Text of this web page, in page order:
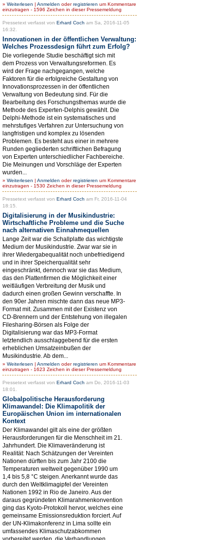
» Weiterlesen | Anmelden oderregistrieren um Kommentare
einzutragen - 1596 Zeichen in dieser Pressemeldung
Pressetext verfasst von Erhard Coch am Sa, 2016-11-05
16:32.
Innovationen in der öffentlichen Verwaltung:
Welches Prozessdesign führt zum Erfolg?
Die vorliegende Studie beschäftigt sich mit
dem Prozess von Verwaltungsreformen. Es
wird der Frage nachgegangen, welche
Faktoren für die erfolgreiche Gestaltung von
Innovationsprozessen in der öffentlichen
Verwaltung von Bedeutung sind. Für die
Bearbeitung des Forschungsthemas wurde die
Methode des Experten-Delphis gewählt. Die
Delphi-Methode ist ein systematisches und
mehrstufiges Verfahren zur Untersuchung von
langfristigen und komplex zu lösenden
Problemen. Es besteht aus einer in mehrere
Runden gegliederten schriftlichen Befragung
von Experten unterschiedlicher Fachbereiche.
Die Meinungen und Vorschläge der Experten
wurden...
» Weiterlesen | Anmelden oderregistrieren um Kommentare
einzutragen - 1530 Zeichen in dieser Pressemeldung
Pressetext verfasst von Erhard Coch am Fr, 2016-11-04
18:15.
Digitalisierung in der Musikindustrie:
Wirtschaftliche Probleme und die Suche
nach alternativen Einnahmequellen
Lange Zeit war die Schallplatte das wichtigste
Medium der Musikindustrie. Zwar war sie in
ihrer Wiedergabequalität noch unbefriedigend
und in ihrer Speicherqualität sehr
eingeschränkt, dennoch war sie das Medium,
das den Plattenfirmen die Möglichkeit einer
weitläufigen Verbreitung der Musik und
dadurch einen großen Gewinn verschaffte. In
den 90er Jahren mischte dann das neue MP3-
Format mit. Zusammen mit der Existenz von
CD-Brennern und der Entstehung von illegalen
Filesharing-Börsen als Folge der
Digitalisierung war das MP3-Format
letztendlich ausschlaggebend für die ersten
erheblichen Umsatzeinbußen der
Musikindustrie. Ab dem...
» Weiterlesen | Anmelden oderregistrieren um Kommentare
einzutragen - 1623 Zeichen in dieser Pressemeldung
Pressetext verfasst von Erhard Coch am Do, 2016-11-03
18:01.
Globalpolitische Herausforderung
Klimawandel: Die Klimapolitik der
Europäischen Union im internationalen
Kontext
Der Klimawandel gilt als eine der größten
Herausforderungen für die Menschheit im 21.
Jahrhundert. Die Klimaveränderung ist
Realität: Nach Schätzungen der Vereinten
Nationen dürften bis zum Jahr 2100 die
Temperaturen weltweit gegenüber 1990 um
1,4 bis 5,8 °C steigen. Anerkannt wurde das
durch den Weltklimagipfel der Vereinten
Nationen 1992 in Rio de Janeiro. Aus der
daraus gegründeten Klimarahmenkonvention
ging das Kyoto-Protokoll hervor, welches eine
gemeinsame Emissionsreduktion forciert. Auf
der UN-Klimakonferenz in Lima sollte ein
umfassendes Klimaschutzabkommen